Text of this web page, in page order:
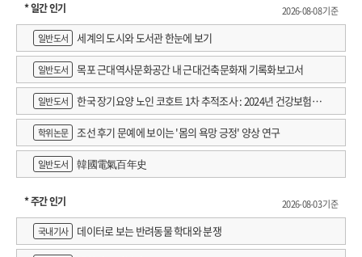
* 일간 인기
2026-08-08 기준
일반도서
세계의 도시와 도서관 한눈에 보기
일반도서 목포 근대역사문화공간 내 근대건축문화재 기록화보고서
일반도서
한국 장기요양 노인 코호트 1차 추적조사 : 2024년 건강보험연
구원 정규연구보고서
학위논문 조선 후기 문예에 보이는 '몸의 욕망 긍정' 양상 연구
일반도서 韓國電氣百年史
* 주간 인기
2026-08-03 기준
국내기사
데이터로 보는 반려동물 학대와 분쟁